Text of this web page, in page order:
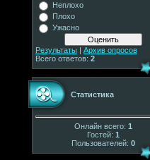
Неплохо
Плохо
Ужасно
Результаты | Архив опросов
Всего ответов: 2
Статистика
Онлайн всего: 1
Гостей: 1
Пользователей: 0